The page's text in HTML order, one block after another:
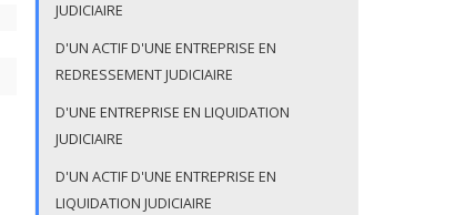
JUDICIAIRE
D'UN ACTIF D'UNE ENTREPRISE EN
REDRESSEMENT JUDICIAIRE
D'UNE ENTREPRISE EN LIQUIDATION
JUDICIAIRE
D'UN ACTIF D'UNE ENTREPRISE EN
LIQUIDATION JUDICIAIRE